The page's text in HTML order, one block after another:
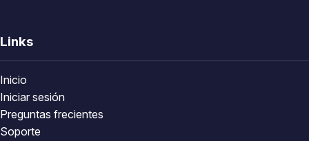
Links
Inicio
Iniciar sesión
Preguntas frecientes
Soporte